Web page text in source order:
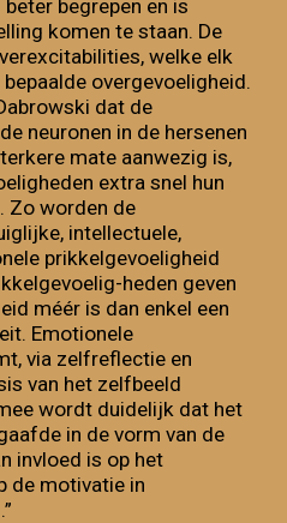
begrepen en is
komen te staan. De
welke elk
overgevoeligheid.
dat de
neuronen in de hersenen
mate aanwezig is,
extra snel hun
Zo worden de
intellectuele,
prikkelgevoeligheid
heden geven
méér is dan enkel een
Emotionele
via zelfreflectie en
van het zelfbeeld
wordt duidelijk dat het
in de vorm van de
invloed is op het
de motivatie in